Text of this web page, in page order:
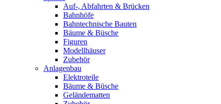
Auf-, Abfahrten & Brücken
Bahnhöfe
Bahntechnische Bauten
Bäume & Büsche
Figuren
Modellhäuser
Zubehör
Anlagenbau
Elektroteile
Bäume & Büsche
Geländematten